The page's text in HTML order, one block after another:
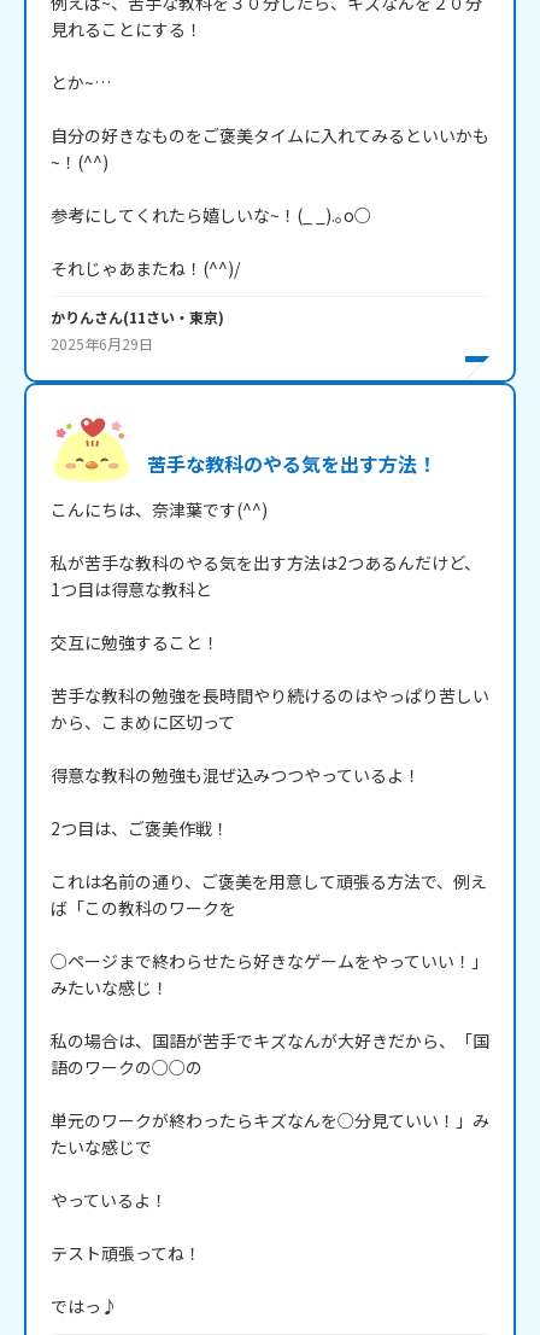
見れることにする！
とか~…
自分の好きなものをご褒美タイムに入れてみるといいかも
~！(^^)
参考にしてくれたら嬉しいな~！(_ _).｡o○
それじゃあまたね！(^^)/
かりんさん(11さい・ 東京)
2025年6月29日
苦手な教科のやる気を出す方法！
こんにちは、奈津葉です(^^)
私が苦手な教科のやる気を出す方法は2つあるんだけど、
1つ目は得意な教科と
交互に勉強すること！
苦手な教科の勉強を長時間やり続けるのはやっぱり苦しい
から、こまめに区切って
得意な教科の勉強も混ぜ込みつつやっているよ！
2つ目は、ご褒美作戦！
これは名前の通り、ご褒美を用意して頑張る方法で、例え
ば「この教科のワークを
○ページまで終わらせたら好きなゲームをやっていい！」
みたいな感じ！
私の場合は、国語が苦手でキズなんが大好きだから、「国
語のワークの○○の
単元のワークが終わったらキズなんを○分見ていい！」み
たいな感じで
やっているよ！
テスト頑張ってね！
ではっ♪